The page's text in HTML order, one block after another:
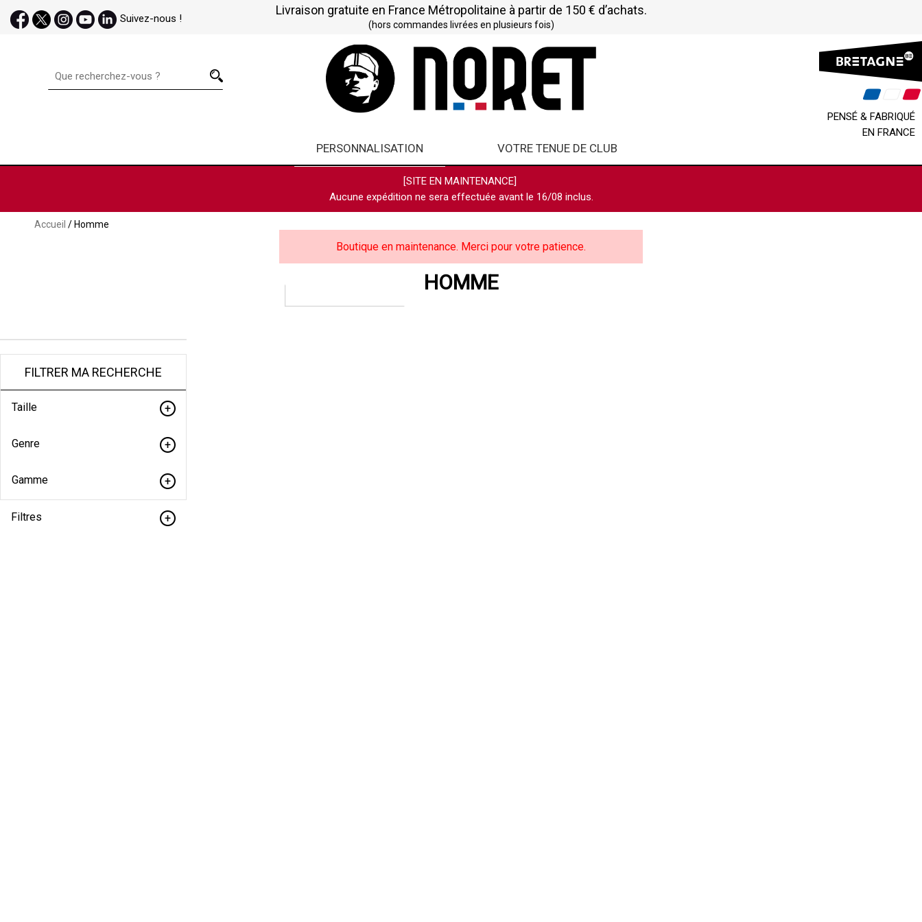
Suivez-nous !
Livraison gratuite en France Métropolitaine à partir de 150 € d’achats.
(hors commandes livrées en plusieurs fois)
PENSÉ & FABRIQUÉ
EN FRANCE
PERSONNALISATION VOTRE TENUE DE CLUB
[SITE EN MAINTENANCE]
Aucune expédition ne sera effectuée avant le 16/08 inclus.
Accueil / Homme
Boutique en maintenance. Merci pour votre patience.
HOMME
FILTRER MA RECHERCHE
Taille
Genre
Gamme
Filtres